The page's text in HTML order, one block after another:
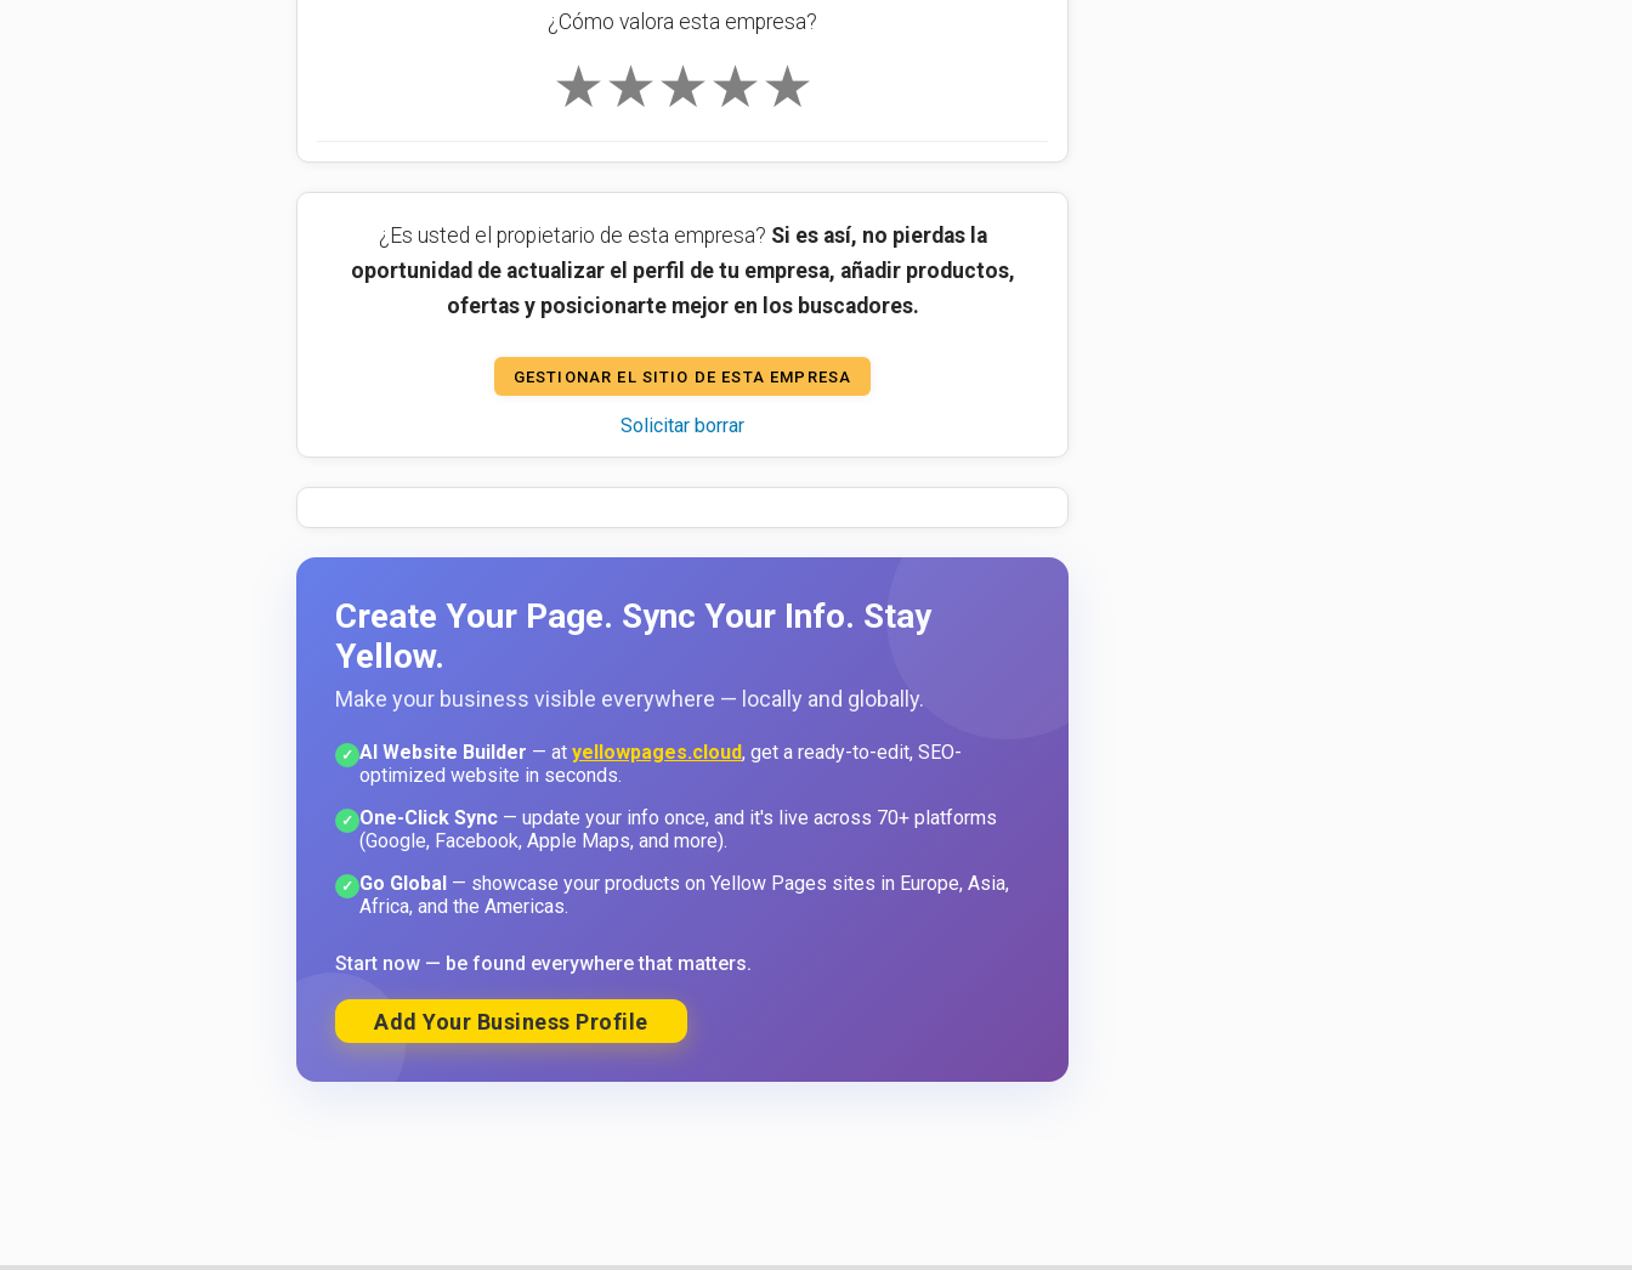
¿Cómo valora esta empresa?
★
★
★
★
★
¿Es usted el propietario de esta empresa? Si es así, no pierdas la
oportunidad de actualizar el perfil de tu empresa, añadir productos,
ofertas y posicionarte mejor en los buscadores.
GESTIONAR EL SITIO DE ESTA EMPRESA
Solicitar borrar
Create Your Page. Sync Your Info. Stay
Yellow.
Make your business visible everywhere — locally and globally.
✓ AI Website Builder — at yellowpages.cloud, get a ready-to-edit, SEO-
optimized website in seconds.
✓ One-Click Sync — update your info once, and it's live across 70+ platforms
(Google, Facebook, Apple Maps, and more).
✓ Go Global — showcase your products on Yellow Pages sites in Europe, Asia,
Africa, and the Americas.
Start now — be found everywhere that matters.
Add Your Business Profile